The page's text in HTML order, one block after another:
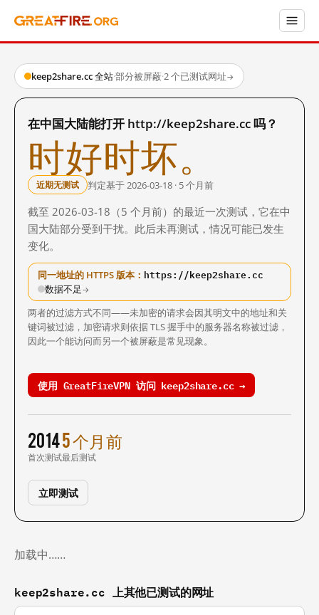
keep2share.cc 全站·部分被屏蔽·2 个已测试网址→
在中国大陆能打开 http://keep2share.cc 吗？
时好时坏。
近期无测试 判定基于 2026-03-18 · 5 个月前
截至 2026-03-18（5 个月前）的最近一次测试，它在中
国大陆部分受到干扰。此后未再测试，情况可能已发生
变化。
同一地址的 HTTPS 版本： https://keep2share.cc
数据不足 →
两者的过滤方式不同——未加密的请求会因其明文中的地址和关
键词被过滤，加密请求则依据 TLS 握手中的服务器名称被过滤，
因此一个能访问而另一个被屏蔽是常见现象。
使用 GreatFireVPN 访问 keep2share.cc →
2014
首次测试
5 个月前
最后测试
立即测试
加载中……
keep2share.cc 上其他已测试的网址